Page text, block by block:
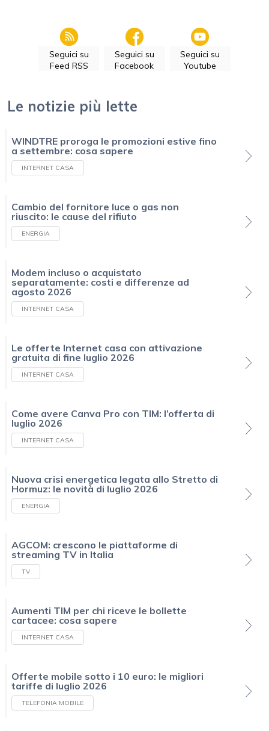
Seguici su
Feed RSS
Seguici su
Facebook
Seguici su
Youtube
Le notizie più lette
WINDTRE proroga le promozioni estive fino
a settembre: cosa sapere
INTERNET CASA
Cambio del fornitore luce o gas non
riuscito: le cause del rifiuto
ENERGIA
Modem incluso o acquistato
separatamente: costi e differenze ad
agosto 2026
INTERNET CASA
Le offerte Internet casa con attivazione
gratuita di fine luglio 2026
INTERNET CASA
Come avere Canva Pro con TIM: l’offerta di
luglio 2026
INTERNET CASA
Nuova crisi energetica legata allo Stretto di
Hormuz: le novità di luglio 2026
ENERGIA
AGCOM: crescono le piattaforme di
streaming TV in Italia
TV
Aumenti TIM per chi riceve le bollette
cartacee: cosa sapere
INTERNET CASA
Offerte mobile sotto i 10 euro: le migliori
tariffe di luglio 2026
TELEFONIA MOBILE